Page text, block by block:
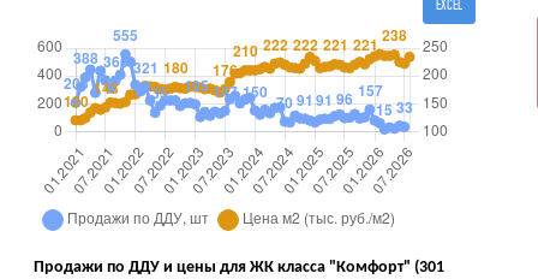
EXCEL
Продажи по ДДУ и цены для ЖК класса "Комфорт" (301